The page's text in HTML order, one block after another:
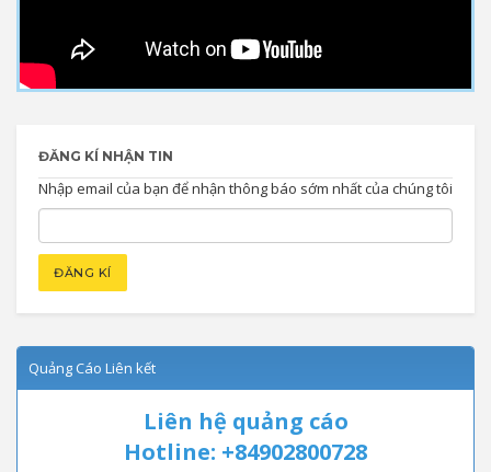
ĐĂNG KÍ NHẬN TIN
Nhập email của bạn để nhận thông báo sớm nhất của chúng tôi
Quảng Cáo Liên kết
Liên hệ quảng cáo
Hotline: +84902800728